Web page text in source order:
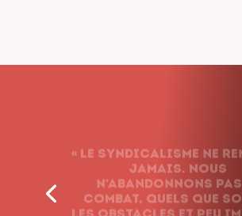
jamais. Nous
n’abandonnons pas
combat, quels que
les obstacles et peu